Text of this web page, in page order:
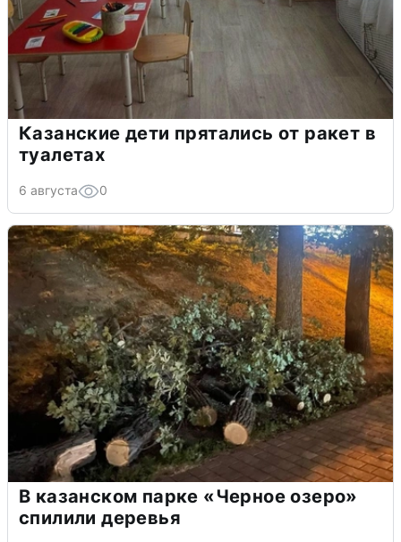
Казанские дети прятались от ракет в
туалетах
6 августа 0
В казанском парке «Черное озеро»
спилили деревья